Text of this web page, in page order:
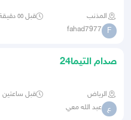
المذنب قبل ٥٥ دقيقة
F
fahad7977
صدام التيما24
الرياض قبل ساعتين
ع عبد الله معي